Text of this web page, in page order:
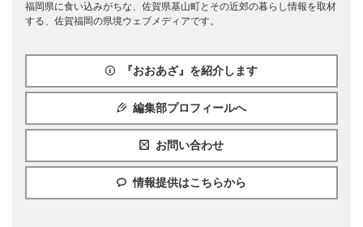
福岡県に食い込みがちな、佐賀県基山町とその近郊の暮らし情報を取材
する、佐賀福岡の県境ウェブメディアです。
『おおあざ』を紹介します
編集部プロフィールへ
お問い合わせ
情報提供はこちらから